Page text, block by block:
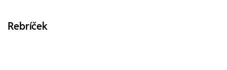
Rebríček